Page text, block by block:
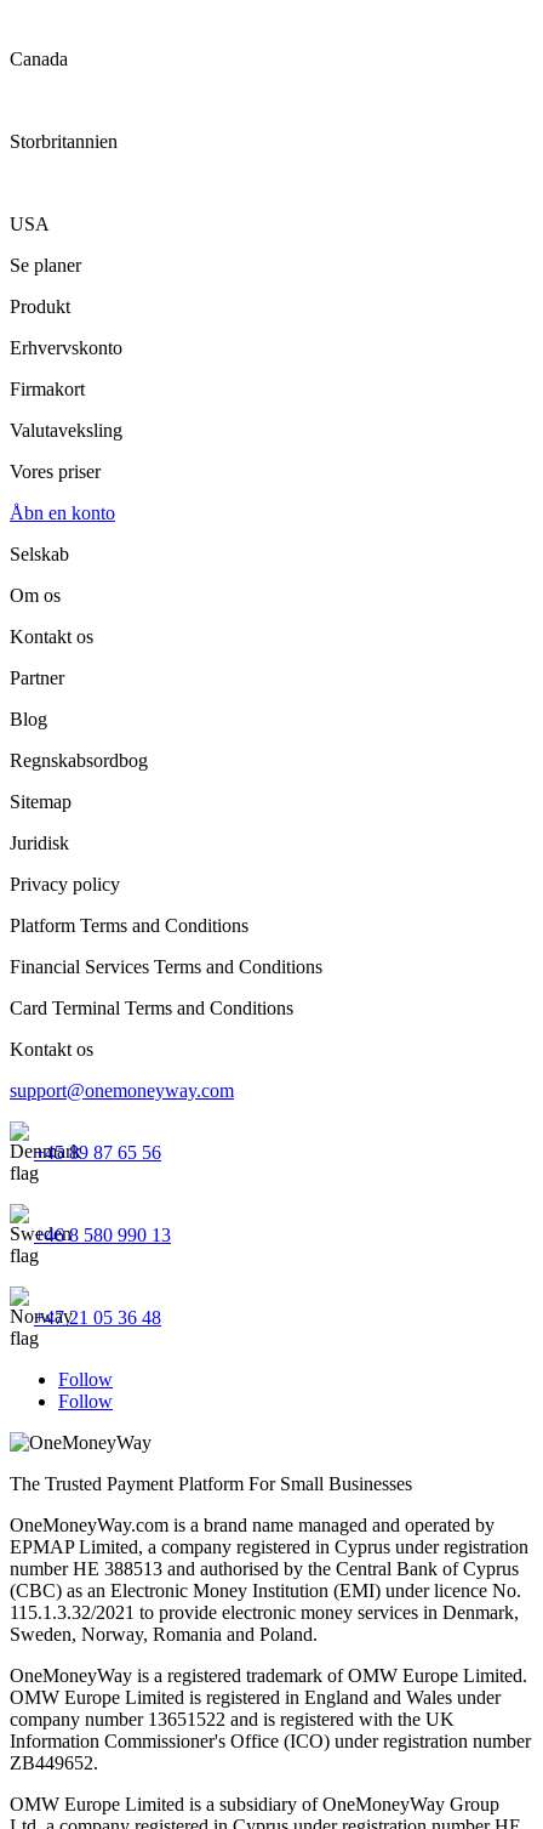
Canada
Storbritannien
USA
Se planer
Produkt
Erhvervskonto
Firmakort
Valutaveksling
Vores priser
Åbn en konto
Selskab
Om os
Kontakt os
Partner
Blog
Regnskabsordbog
Sitemap
Juridisk
Privacy policy
Platform Terms and Conditions
Financial Services Terms and Conditions
Card Terminal Terms and Conditions
Kontakt os
support@onemoneyway.com
+45 89 87 65 56
+46 8 580 990 13
+47 21 05 36 48
Follow
Follow
The Trusted Payment Platform For Small Businesses
OneMoneyWay.com is a brand name managed and operated by
EPMAP Limited, a company registered in Cyprus under registration
number ΗΕ 388513 and authorised by the Central Bank of Cyprus
(CBC) as an Electronic Money Institution (EMI) under licence No.
115.1.3.32/2021 to provide electronic money services in Denmark,
Sweden, Norway, Romania and Poland.
OneMoneyWay is a registered trademark of OMW Europe Limited.
OMW Europe Limited is registered in England and Wales under
company number 13651522 and is registered with the UK
Information Commissioner's Office (ICO) under registration number
ZB449652.
OMW Europe Limited is a subsidiary of OneMoneyWay Group